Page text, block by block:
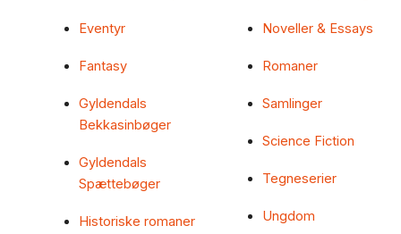
Eventyr
Fantasy
Gyldendals
Bekkasinbøger
Gyldendals
Spættebøger
Historiske romaner
Noveller & Essays
Romaner
Samlinger
Science Fiction
Tegneserier
Ungdom